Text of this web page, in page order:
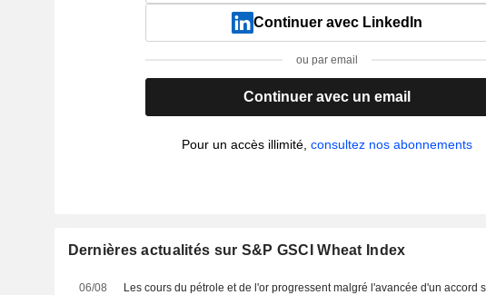
Continuer avec LinkedIn
ou par email
Continuer avec un email
Pour un accès illimité,consultez nos abonnements
Dernières actualités sur S&P GSCI Wheat Index
06/08
Les cours du pétrole et de l'or progressent malgré l'avancée d'un accord